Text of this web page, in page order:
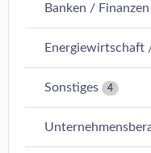
Banken /
Energiewirtschaft
Sonstiges 4